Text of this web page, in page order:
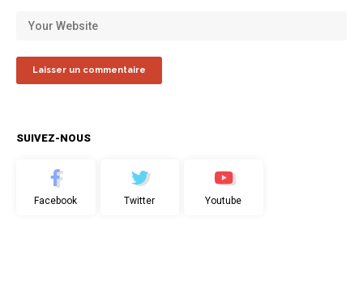
SUIVEZ-NOUS
Facebook Twitter Youtube